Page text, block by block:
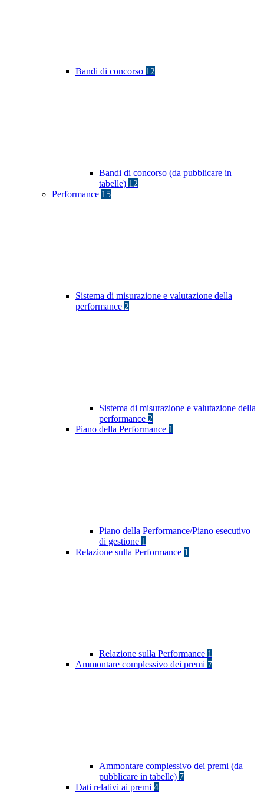
Bandi di concorso 12
Bandi di concorso (da pubblicare in
tabelle) 12
Performance 15
Sistema di misurazione e valutazione della
performance 2
Sistema di misurazione e valutazione della
performance 2
Piano della Performance 1
Piano della Performance/Piano esecutivo
di gestione 1
Relazione sulla Performance 1
Relazione sulla Performance 1
Ammontare complessivo dei premi 7
Ammontare complessivo dei premi (da
pubblicare in tabelle) 7
Dati relativi ai premi 4